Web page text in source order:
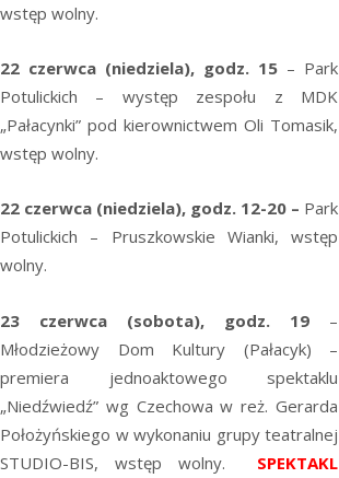
wstęp wolny.
22 czerwca (niedziela), godz. 15 – Park
Potulickich – występ zespołu z MDK
„Pałacynki” pod kierownictwem Oli Tomasik,
wstęp wolny.
22 czerwca (niedziela), godz. 12-20 – Park
Potulickich – Pruszkowskie Wianki, wstęp
wolny.
23 czerwca (sobota), godz. 19 –
Młodzieżowy Dom Kultury (Pałacyk) –
premiera jednoaktowego spektaklu
„Niedźwiedź” wg Czechowa w reż. Gerarda
Położyńskiego w wykonaniu grupy teatralnej
STUDIO-BIS, wstęp wolny. SPEKTAKL